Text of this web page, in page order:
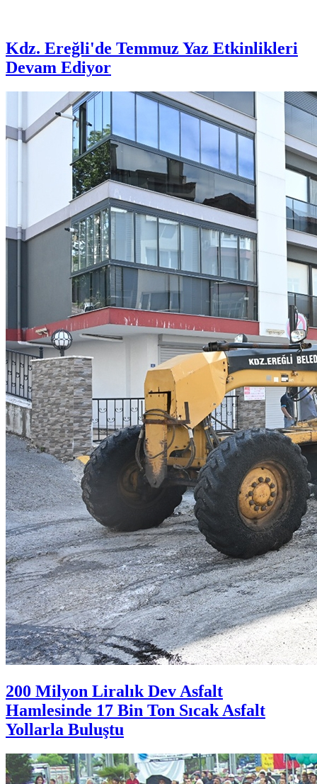
Kdz. Ereğli'de Temmuz Yaz Etkinlikleri
Devam Ediyor
200 Milyon Liralık Dev Asfalt
Hamlesinde 17 Bin Ton Sıcak Asfalt
Yollarla Buluştu